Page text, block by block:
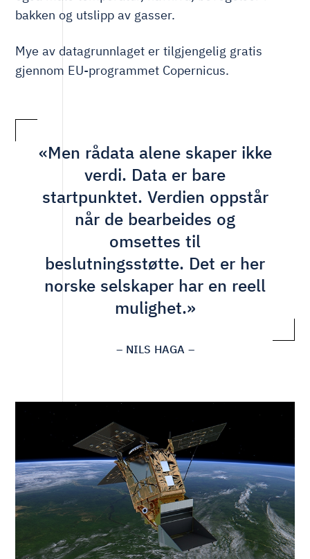
bakken og utslipp av gasser.
Mye av datagrunnlaget er tilgjengelig gratis
gjennom EU-programmet Copernicus.
«Men rådata alene skaper ikke
verdi. Data er bare
startpunktet. Verdien oppstår
når de bearbeides og
omsettes til
beslutningsstøtte. Det er her
norske selskaper har en reell
mulighet.»
– NILS HAGA –